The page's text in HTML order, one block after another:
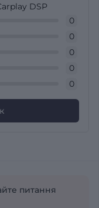
DSP
0
0
0
0
0
питання